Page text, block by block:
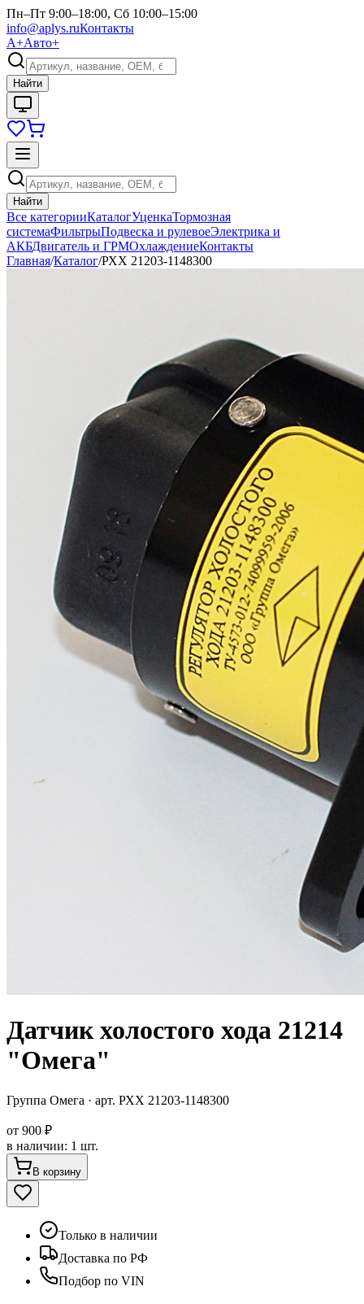
Пн–Пт 9:00–18:00, Сб 10:00–15:00
info@aplys.ruКонтакты
А+Авто+
Найти
Найти
Все категорииКаталогУценкаТормозная
системаФильтрыПодвеска и рулевоеЭлектрика и
АКБДвигатель и ГРМОхлаждениеКонтакты
Главная/Каталог/РХХ 21203-1148300
Датчик холостого хода 21214
"Омега"
Группа Омега · арт. РХХ 21203-1148300
от 900 ₽
в наличии: 1 шт.
В корзину
Только в наличии
Доставка по РФ
Подбор по VIN